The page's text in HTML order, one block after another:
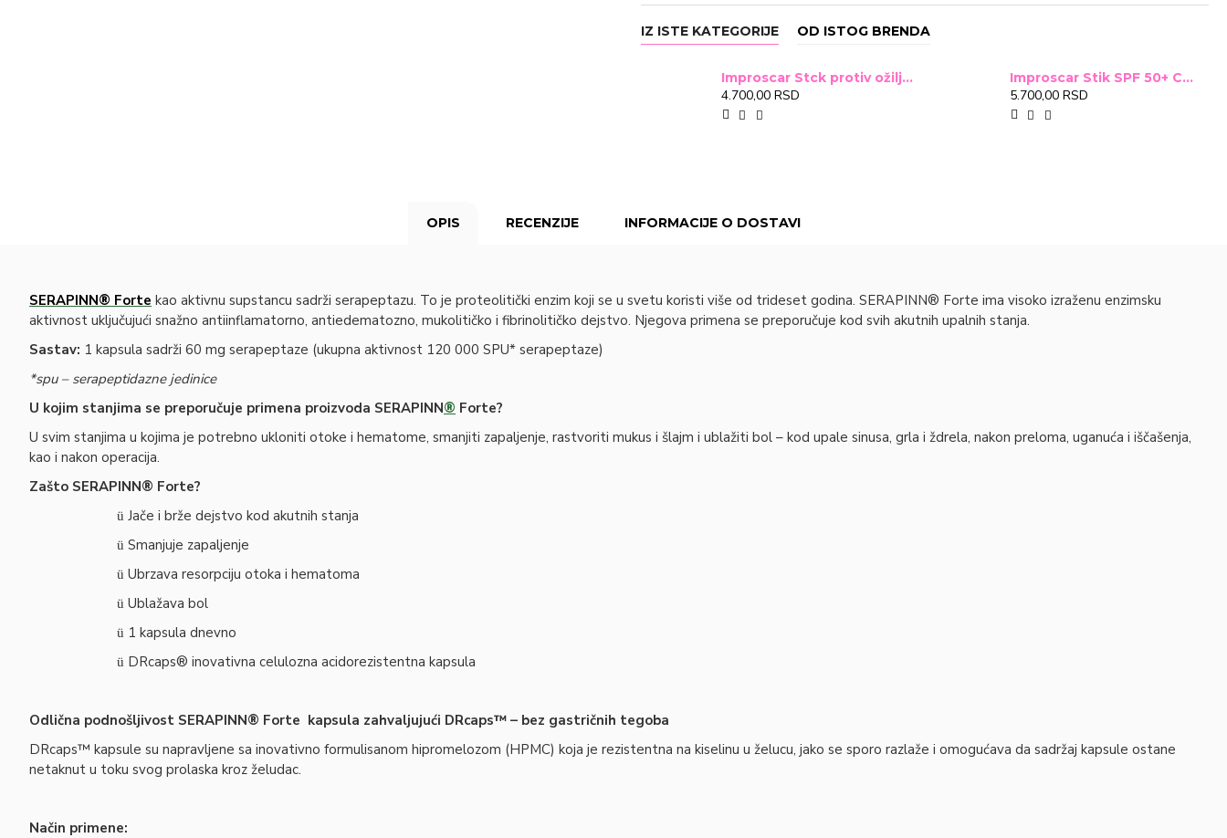
ü DRcaps® inovativna celulozna acidorezistentna kapsula
Odlična podnošljivost SERAPINN® Forte kapsula zahvaljujući DRcaps™ – bez
gastričnih tegoba
DRcaps™ kapsule su napravljene sa inovativno formulisanom hipromelozom (HPMC) koja
Način primene:
IZ ISTE KATEGORIJE OD ISTOG BRENDA
Improscar Stck protiv ožiljaka 4,6g
4.700,00 RSD
Improscar Stik SPF 50+ Conceal 6,9g (tonirani)
5.700,00 RSD
OPIS RECENZIJE INFORMACIJE O DOSTAVI
SERAPINN® Forte kao aktivnu supstancu sadrži serapeptazu. To je proteolitički enzim koji se u svetu koristi više od trideset godina. SERAPINN® Forte ima visoko izraženu enzimsku
aktivnost uključujući snažno antiinflamatorno, antiedematozno, mukolitičko i fibrinolitičko dejstvo. Njegova primena se preporučuje kod svih akutnih upalnih stanja.
Sastav: 1 kapsula sadrži 60 mg serapeptaze (ukupna aktivnost 120 000 SPU* serapeptaze)
*spu – serapeptidazne jedinice
U kojim stanjima se preporučuje primena proizvoda SERAPINN® Forte?
U svim stanjima u kojima je potrebno ukloniti otoke i hematome, smanjiti zapaljenje, rastvoriti mukus i šlajm i ublažiti bol – kod upale sinusa, grla i ždrela, nakon preloma, uganuća i iščašenja,
kao i nakon operacija.
Zašto SERAPINN® Forte?
ü Jače i brže dejstvo kod akutnih stanja
ü Smanjuje zapaljenje
ü Ubrzava resorpciju otoka i hematoma
ü Ublažava bol
ü 1 kapsula dnevno
ü DRcaps® inovativna celulozna acidorezistentna kapsula
Odlična podnošljivost SERAPINN® Forte kapsula zahvaljujući DRcaps™ – bez gastričnih tegoba
DRcaps™ kapsule su napravljene sa inovativno formulisanom hipromelozom (HPMC) koja je rezistentna na kiselinu u želucu, jako se sporo razlaže i omogućava da sadržaj kapsule ostane
netaknut u toku svog prolaska kroz želudac.
Način primene: